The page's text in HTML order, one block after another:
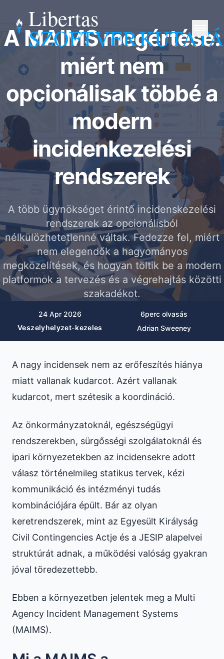
Libertas
SZOFTVER
A MAIMS megértése:
miért nem
opcionálisak többé a
modern
incidenkezelési
rendszerek
A több ügynökséget érintő incidenskezelési
rendszerek az opcionálisból
nélkülözhetetlenné váltak. Fedezze fel, miért
nem elegendők a hagyományos
megközelítések, és hogyan töltik be a modern
platformok a tervezés és a végrehajtás közötti
szakadékot.
24 Apr 2026 6perc olvasás
Veszelyhelyzet-kezeles
Adrian Sweeney
A nagy incidensek nem az erőfeszítés hiánya
miatt vallanak kudarcot. Azért vallanak
kudarcot, mert szétesik a koordináció.
Az önkormányzatoknál, egészségügyi
rendszerekben, sürgősségi szolgálatoknál és
ipari környezetekben az incidensekre adott
válasz történelmileg statikus tervek, kézi
kommunikáció és intézményi tudás
kombinációjára épült. Bár az olyan
keretrendszerek, mint az Egyesült Királyság
Civil Contingencies Actje és a JESIP alapelvei
struktúrát adnak, a működési valóság gyakran
jóval töredezettebb.
Ebben a környezetben jelentek meg a Multi
Agency Incident Management Systems
(MAIMS).